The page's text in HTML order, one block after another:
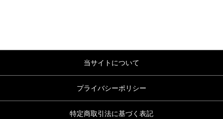
当サイトについて
プライバシーポリシー
特定商取引法に基づく表記